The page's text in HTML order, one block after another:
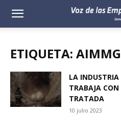
Voz
Empresas
ETIQUETA:
LA
TRABAJA
TRATADA
10 julio 2023